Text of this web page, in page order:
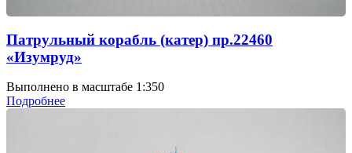
Патрульный корабль (катер) пр.22460
«Изумруд»
Выполнено в масштабе 1:350
Подробнее